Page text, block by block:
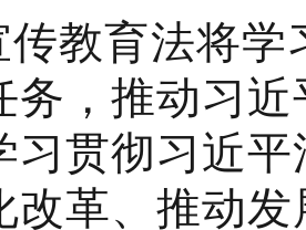
教育法将
务，推动习
习贯彻习近
改革、推动